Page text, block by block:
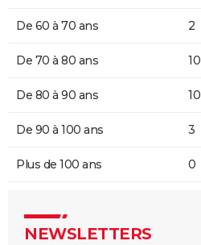
De 60 à 70 ans 2
De 70 à 80 ans 10
De 80 à 90 ans 10
De 90 à 100 ans 3
Plus de 100 ans 0
NEWSLETTERS